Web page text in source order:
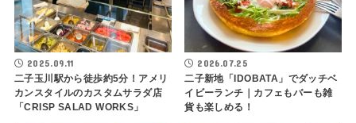
2025.09.11
二子玉川駅から徒歩約5分！アメリ
カンスタイルのカスタムサラダ店
「CRISP SALAD WORKS」
2026.07.25
二子新地「IDOBATA」でダッチベ
イビーランチ｜カフェもバーも雑
貨も楽しめる！